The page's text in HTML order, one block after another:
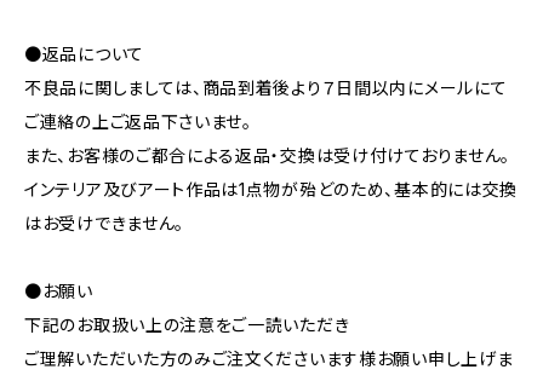
●返品について
不良品に関しましては、商品到着後より７日間以内にメールにて
ご連絡の上ご返品下さいませ。
また、お客様のご都合による返品・交換は受け付けておりません。
インテリア及びアート作品は1点物が殆どのため、基本的には交換
はお受けできません。
●お願い
下記のお取扱い上の注意をご一読いただき
ご理解いただいた方のみご注文くださいます様お願い申し上げま